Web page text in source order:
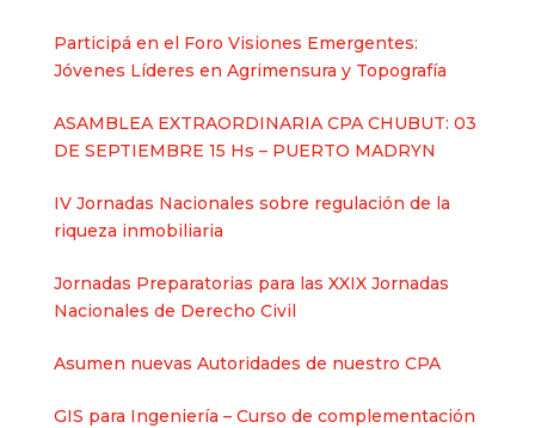
Participá en el Foro Visiones Emergentes:
Jóvenes Líderes en Agrimensura y Topografía
ASAMBLEA EXTRAORDINARIA CPA CHUBUT: 03
DE SEPTIEMBRE 15 Hs – PUERTO MADRYN
IV Jornadas Nacionales sobre regulación de la
riqueza inmobiliaria
Jornadas Preparatorias para las XXIX Jornadas
Nacionales de Derecho Civil
Asumen nuevas Autoridades de nuestro CPA
GIS para Ingeniería – Curso de complementación